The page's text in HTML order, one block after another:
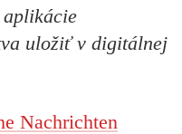
aplikácie
uložiť v digitálnej
Nachrichten